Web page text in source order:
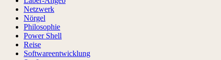
Netzwerk
Nörgel
Philosophie
Power Shell
Reise
Softwareentwicklung